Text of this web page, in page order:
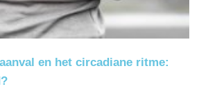
en het circadiane ritme: